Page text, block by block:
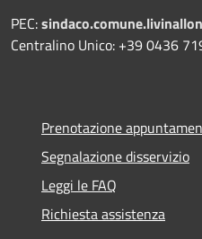
PEC:
Centralino Unico: +39 0436
Prenotazione
Segnalazione disservizio
Leggi le FAQ
Richiesta assistenza